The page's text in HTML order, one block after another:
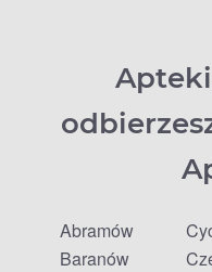
Abramów
Baranów